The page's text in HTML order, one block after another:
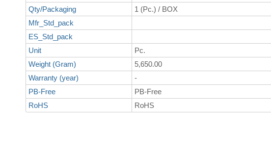
Qty/Packaging
1 (Pc.) / BOX
Mfr_Std_pack
ES_Std_pack
Unit
Pc.
Weight (Gram)
5,650.00
Warranty (year)
-
PB-Free
PB-Free
RoHS
RoHS